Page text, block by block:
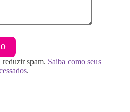
spam. Saiba como seus
.